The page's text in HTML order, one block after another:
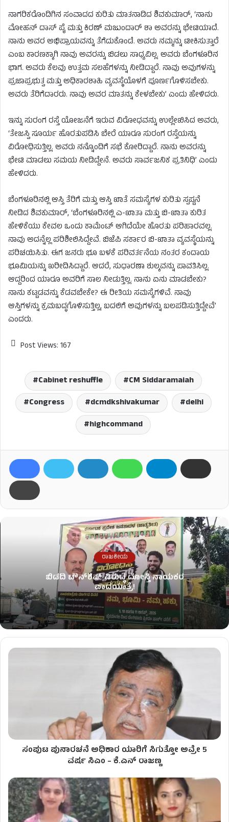
ನಾಗರಿಕರೊಂದಿಗಿನ ಸಂವಾದದ ಕುರಿತು ಮಾತನಾಡಿದ ಶಿವಕುಮಾರ್, ‘ನಾನು
ಮೋಹನ್ ದಾಸ್ ಪೈ ಮತ್ತು ಕಿರಣ್ ಮಜುಂದಾರ್ ಶಾ ಅವರನ್ನು ಭೇಟಿಯಾದೆ.
ನಾನು ಅವರ ಅಭಿಪ್ರಾಯವನ್ನು ತೆಗೆದುಕೊಂಡೆ. ಅವರು ನಮ್ಮನ್ನು ಟೀಕಿಸುತ್ತಾರೆ
ಎಂಬ ಕಾರಣಕ್ಕಾಗಿ ನಾವು ಅವರನ್ನು ಬಿಡಲು ಸಾಧ್ಯವಿಲ್ಲ. ಅವರು ಬೆಂಗಳೂರಿನ
ಭಾಗ. ಅವರು ಕೆಲವು ಉತ್ತಮ ಸಲಹೆಗಳನ್ನು ನೀಡಿದ್ದಾರೆ. ನಾವು ಅವುಗಳನ್ನು
ಪ್ರಜಾಪ್ರಭುತ್ವ ಮತ್ತು ಅಧಿಕಾರಶಾಹಿ ವ್ಯವಸ್ಥೆಯೊಳಗೆ ಪೂರ್ಣಗೊಳಿಸಬೇಕು.
ಅವರು ತೆರಿಗೆದಾರರು. ನಾವು ಅವರ ಮಾತನ್ನು ಕೇಳಬೇಕು’ ಎಂದು ಹೇಳಿದರು.
ಇನ್ನು ಸುರಂಗ ರಸ್ತೆ ಯೋಜನೆಗೆ ಇರುವ ವಿರೋಧವನ್ನು ಉಲ್ಲೇಖಿಸಿದ ಅವರು,
‘ತೇಜಸ್ವಿ ಸೂರ್ಯ ಹೊರತುಪಡಿಸಿ ಬೇರೆ ಯಾರೂ ಸುರಂಗ ರಸ್ತೆಯನ್ನು
ವಿರೋಧಿಸುತ್ತಿಲ್ಲ. ಅವರು ನನ್ನೊಂದಿಗೆ ಸಭೆ ಕೋರಿದ್ದಾರೆ. ನಾನು ಅವರನ್ನು
ಭೇಟಿ ಮಾಡಲು ಸಮಯ ನೀಡಿದ್ದೇನೆ. ಅವರು ಸಾರ್ವಜನಿಕ ಪ್ರತಿನಿಧಿ’ ಎಂದು
ಹೇಳಿದರು.
ಬೆಂಗಳೂರಿನಲ್ಲಿ ಆಸ್ತಿ ತೆರಿಗೆ ಮತ್ತು ಆಸ್ತಿ ಖಾತೆ ಸಮಸ್ಯೆಗಳ ಕುರಿತು ಸ್ಪಷ್ಟನೆ
ನೀಡಿದ ಶಿವಕುಮಾರ್, ‘ಬೆಂಗಳೂರಿನಲ್ಲಿ ಎ-ಖಾತಾ ಮತ್ತು ಬಿ-ಖಾತಾ ಕುರಿತ
ಹೇಳಿಕೆಯು ಕೇವಲ ಒಂದು ಕಾಮೆಂಟ್ ಆಗಿದೆಯೇ ಹೊರತು ಪರಿಹಾರವಲ್ಲ.
ನಾವು ಅದನ್ನೆಲ್ಲ ಪರಿಶೀಲಿಸಿದ್ದೇವೆ. ಬಿಜೆಪಿ ಸರ್ಕಾರ ಬಿ-ಖಾತಾ ವ್ಯವಸ್ಥೆಯನ್ನು
ಪರಿಚಯಿಸಿತು. ಈಗ ಜನರು ಭೂ ಬಳಕೆ ಪರಿವರ್ತನೆಯ ನಂತರ ಕಂದಾಯ
ಭೂಮಿಯನ್ನು ಖರೀದಿಸಿದ್ದಾರೆ. ಆದರೆ, ಸುಧಾರಣಾ ಶುಲ್ಕವನ್ನು ಪಾವತಿಸಿಲ್ಲ.
ಆದ್ದರಿಂದ ಯಾರೂ ಅವರಿಗೆ ಸಾಲ ನೀಡುತ್ತಿಲ್ಲ. ನಾನು ಏನು ಮಾಡಬೇಕು?
ನಾನು ಕಟ್ಟಡವನ್ನು ಕೆಡವಬೇಕೇ? ಈ ರೀತಿಯ ಸಮಸ್ಯೆಗಳಿವೆ. ನಾವು
ಆಸ್ತಿಗಳನ್ನು ಕ್ರಮಬದ್ಧಗೊಳಿಸುತ್ತಿಲ್ಲ, ಬದಲಿಗೆ ಅವುಗಳನ್ನು ಬಲಪಡಿಸುತ್ತಿದ್ದೇವೆ’
ಎಂದರು.
Post Views: 167
Cabinet reshuffle
CM Siddaramaiah
Congress
dcmdkshivakumar
delhi
highcommand
ರಾಜಕೀಯ
ಬಿಡದಿ ಟೌನ್‌ಶಿಪ್‌ ವಿರುದ್ಧ ದೋಸ್ತಿ ನಾಯಕರ
ಪಾದಯಾತ್ರೆ!
ಸಂಪುಟ ಪುನಾರಚನೆ ಅಧಿಕಾರ ಯಾರಿಗೆ ಸಿಗುತ್ತೋ ಅವ್ರೇ 5
ವರ್ಷ ಸಿಎಂ – ಕೆ.ಎನ್‌ ರಾಜಣ್ಣ